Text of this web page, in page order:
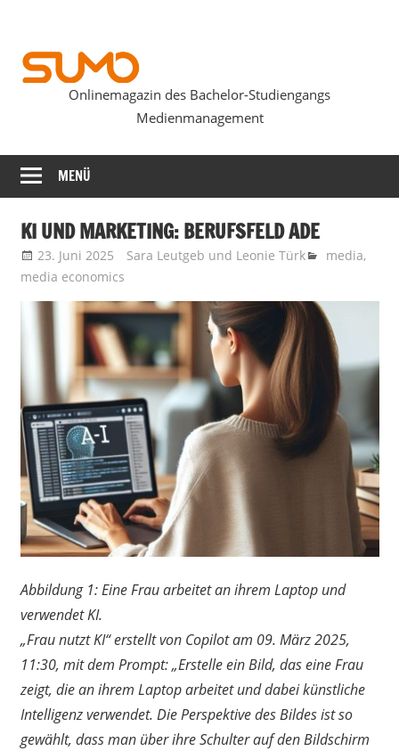
springen
SUMOmag
Onlinemagazin des Bachelor-Studiengangs
Medienmanagement
MENÜ
KI UND MARKETING: BERUFSFELD ADE
23. Juni 2025 Sara Leutgeb und Leonie Türk media,
media economics
Abbildung 1: Eine Frau arbeitet an ihrem Laptop und
verwendet KI.
„Frau nutzt KI“ erstellt von Copilot am 09. März 2025,
11:30, mit dem Prompt: „Erstelle ein Bild, das eine Frau
zeigt, die an ihrem Laptop arbeitet und dabei künstliche
Intelligenz verwendet. Die Perspektive des Bildes ist so
gewählt, dass man über ihre Schulter auf den Bildschirm